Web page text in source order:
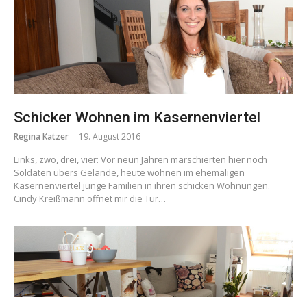
Schicker Wohnen im Kasernenviertel
Regina Katzer 19. August 2016
Links, zwo, drei, vier: Vor neun Jahren marschierten hier noch
Soldaten übers Gelände, heute wohnen im ehemaligen
Kasernenviertel junge Familien in ihren schicken Wohnungen.
Cindy Kreißmann öffnet mir die Tür…